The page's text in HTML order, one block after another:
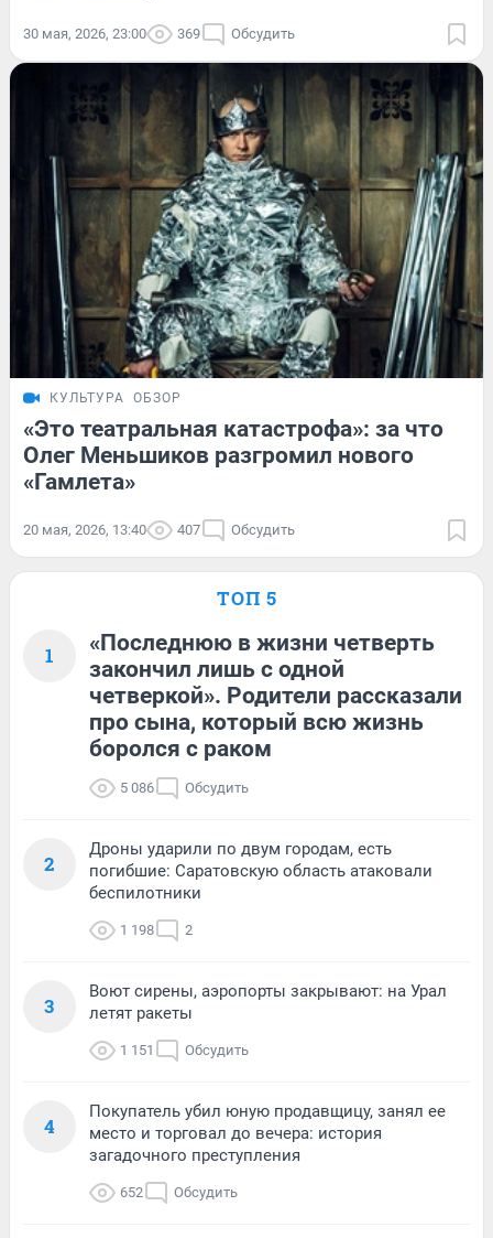
30 мая, 2026, 23:00 369 Обсудить
КУЛЬТУРА ОБЗОР
«Это театральная катастрофа»: за что
Олег Меньшиков разгромил нового
«Гамлета»
20 мая, 2026, 13:40 407 Обсудить
ТОП 5
1
«Последнюю в жизни четверть
закончил лишь с одной
четверкой». Родители рассказали
про сына, который всю жизнь
боролся с раком
5 086 Обсудить
2
Дроны ударили по двум городам, есть
погибшие: Саратовскую область атаковали
беспилотники
1 198 2
3
Воют сирены, аэропорты закрывают: на Урал
летят ракеты
1 151 Обсудить
4
Покупатель убил юную продавщицу, занял ее
место и торговал до вечера: история
загадочного преступления
652 Обсудить